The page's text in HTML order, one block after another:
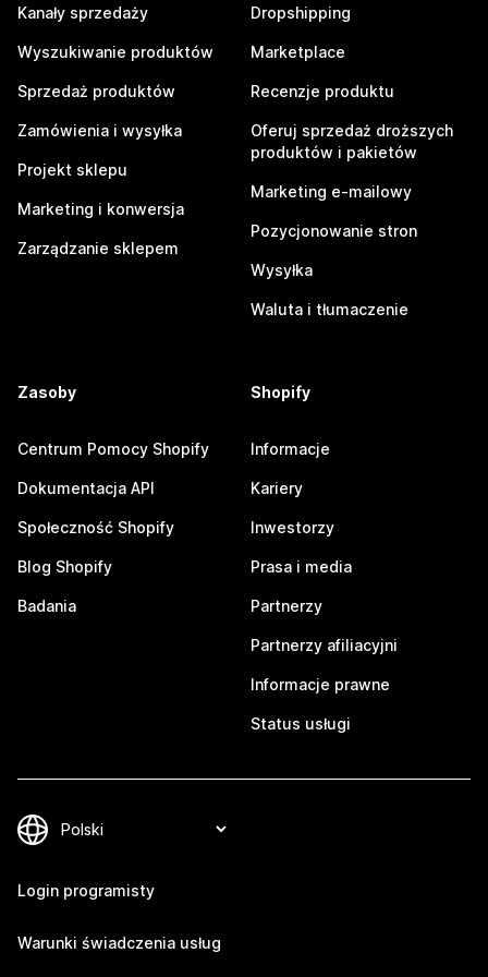
Kanały sprzedaży
Wyszukiwanie produktów
Sprzedaż produktów
Zamówienia i wysyłka
Projekt sklepu
Marketing i konwersja
Zarządzanie sklepem
Dropshipping
Marketplace
Recenzje produktu
Oferuj sprzedaż droższych
produktów i pakietów
Marketing e-mailowy
Pozycjonowanie stron
Wysyłka
Waluta i tłumaczenie
Zasoby
Centrum Pomocy Shopify
Dokumentacja API
Społeczność Shopify
Blog Shopify
Badania
Shopify
Informacje
Kariery
Inwestorzy
Prasa i media
Partnerzy
Partnerzy afiliacyjni
Informacje prawne
Status usługi
Login programisty
Warunki świadczenia usług